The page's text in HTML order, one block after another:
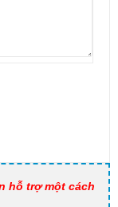
hỗ trợ một cách